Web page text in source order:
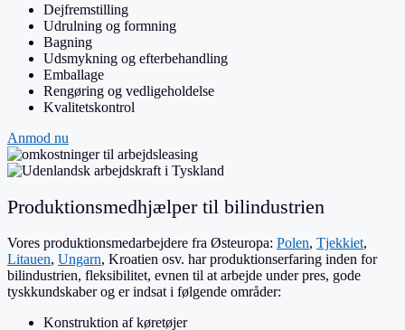
Dejfremstilling
Udrulning og formning
Bagning
Udsmykning og efterbehandling
Emballage
Rengøring og vedligeholdelse
Kvalitetskontrol
Anmod nu
Produktionsmedhjælper til bilindustrien
Vores produktionsmedarbejdere fra Østeuropa: Polen, Tjekkiet,
Litauen, Ungarn, Kroatien osv. har produktionserfaring inden for
bilindustrien, fleksibilitet, evnen til at arbejde under pres, gode
tyskkundskaber og er indsat i følgende områder:
Konstruktion af køretøjer